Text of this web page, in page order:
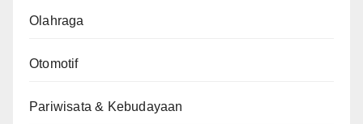
Olahraga
Otomotif
Pariwisata & Kebudayaan